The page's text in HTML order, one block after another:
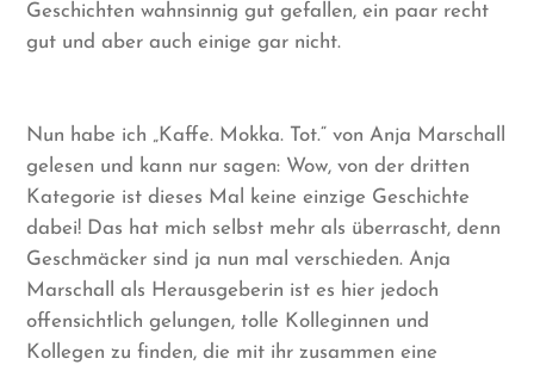
Geschichten wahnsinnig gut gefallen, ein paar recht
gut und aber auch einige gar nicht.
Nun habe ich „Kaffe. Mokka. Tot.“ von Anja Marschall
gelesen und kann nur sagen: Wow, von der dritten
Kategorie ist dieses Mal keine einzige Geschichte
dabei! Das hat mich selbst mehr als überrascht, denn
Geschmäcker sind ja nun mal verschieden. Anja
Marschall als Herausgeberin ist es hier jedoch
offensichtlich gelungen, tolle Kolleginnen und
Kollegen zu finden, die mit ihr zusammen eine